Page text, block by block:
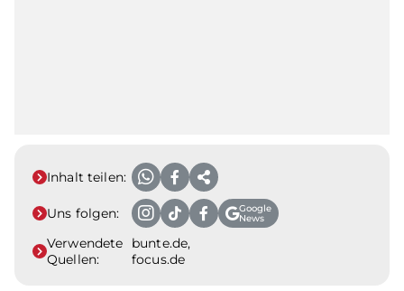
Inhalt teilen:
Uns folgen:
Google
News
Verwendete
Quellen:
bunte.de,
focus.de